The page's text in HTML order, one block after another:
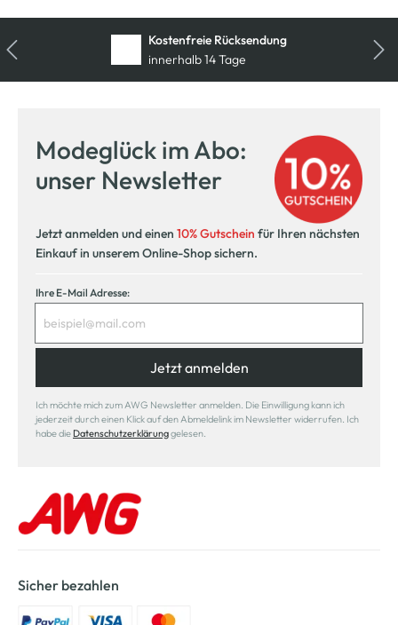
Kostenfreie Rücksendung
innerhalb 14 Tage
Modeglück im Abo:
unser Newsletter
Jetzt anmelden und einen 10% Gutschein für Ihren nächsten
Einkauf in unserem Online-Shop sichern.
Ihre E-Mail Adresse:
Jetzt anmelden
Ich möchte mich zum AWG Newsletter anmelden. Die Einwilligung kann ich
jederzeit durch einen Klick auf den Abmeldelink im Newsletter widerrufen. Ich
habe die Datenschutzerklärunggelesen.
Sicher bezahlen